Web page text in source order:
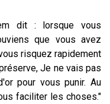
dit : lorsque vous
que vous avez
risquez rapidement
Je ne vais pas
pour vous punir. Au
faciliter les choses."